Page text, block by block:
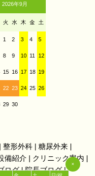
2026年9月
火 水 木 金 土
1 2 3 4 5
8 9 10 11 12
15 16 17 18 19
22 23 24 25 26
29 30
整形外科
糖尿外来
備紹介
クリニック案内
ログ 院長ブログ
×